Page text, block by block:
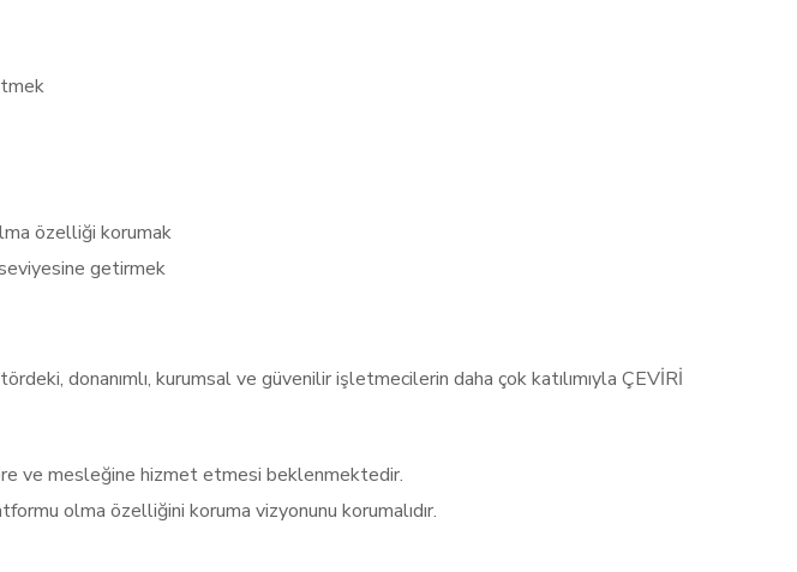
özelliği korumak
getirmek
donanımlı, kurumsal ve güvenilir işletmecilerin daha çok katılımıyla ÇEVİRİ
ve mesleğine hizmet etmesi beklenmektedir.
olma özelliğini koruma vizyonunu korumalıdır.